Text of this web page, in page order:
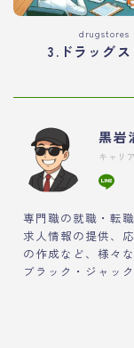
drugstores
3.ドラッグス
黒岩
キャリ
専門職の就職・転
求人情報の提供、
の作成など、様々
ブラック・ジャッ